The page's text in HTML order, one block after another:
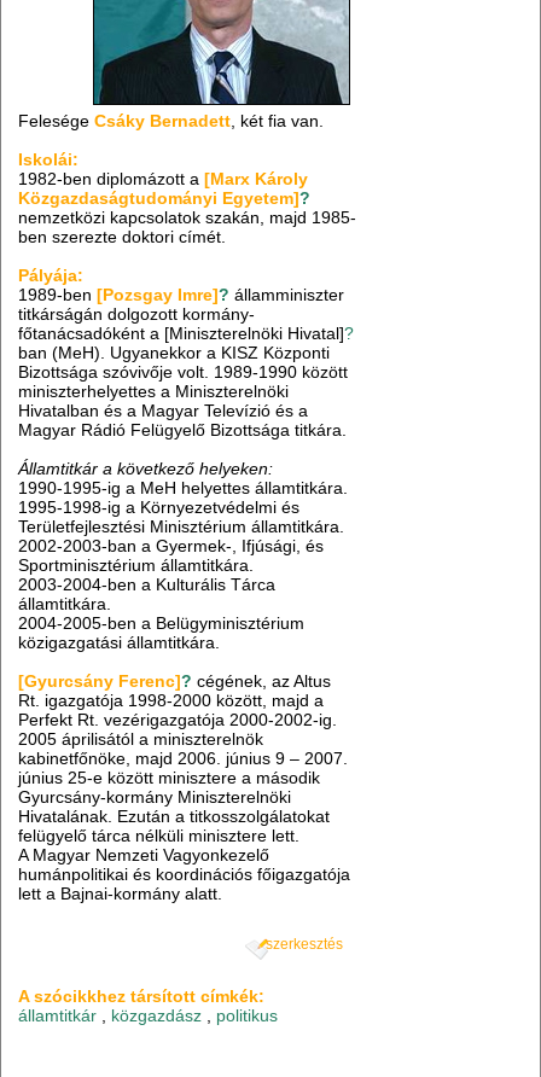
FeleségeCsáky Bernadett , két fia van.
Iskolái:
1982-ben diplomázott a[Marx Károly
Közgazdaságtudományi Egyetem]?
nemzetközi kapcsolatok szakán, majd 1985-
ben szerezte doktori címét.
Pályája:
1989-ben[Pozsgay Imre]? államminiszter
titkárságán dolgozott kormány-
főtanácsadóként a [Miniszterelnöki Hivatal]?
ban (MeH). Ugyanekkor a KISZ Központi
Bizottsága szóvivője volt. 1989-1990 között
miniszterhelyettes a Miniszterelnöki
Hivatalban és a Magyar Televízió és a
Magyar Rádió Felügyelő Bizottsága titkára.
Államtitkár a következő helyeken:
1990-1995-ig a MeH helyettes államtitkára.
1995-1998-ig a Környezetvédelmi és
Területfejlesztési Minisztérium államtitkára.
2002-2003-ban a Gyermek-, Ifjúsági, és
Sportminisztérium államtitkára.
2003-2004-ben a Kulturális Tárca
államtitkára.
2004-2005-ben a Belügyminisztérium
közigazgatási államtitkára.
[Gyurcsány Ferenc]? cégének, az Altus
Rt. igazgatója 1998-2000 között, majd a
Perfekt Rt. vezérigazgatója 2000-2002-ig.
2005 áprilisától a miniszterelnök
kabinetfőnöke, majd 2006. június 9 – 2007.
június 25-e között minisztere a második
Gyurcsány-kormány Miniszterelnöki
Hivatalának. Ezután a titkosszolgálatokat
felügyelő tárca nélküli minisztere lett.
A Magyar Nemzeti Vagyonkezelő
humánpolitikai és koordinációs főigazgatója
lett a Bajnai-kormány alatt.
szerkesztés
A szócikkhez társított címkék:
államtitkár
közgazdász politikus